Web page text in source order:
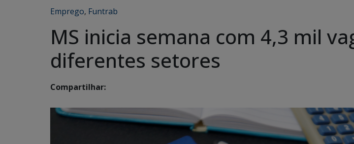
Emprego, Funtrab
MS inicia semana com 4,3 mil
diferentes setores
Compartilhar: